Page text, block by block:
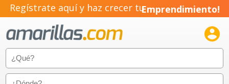
Regístrate aquí y haz crecer tuEmprendimiento!
